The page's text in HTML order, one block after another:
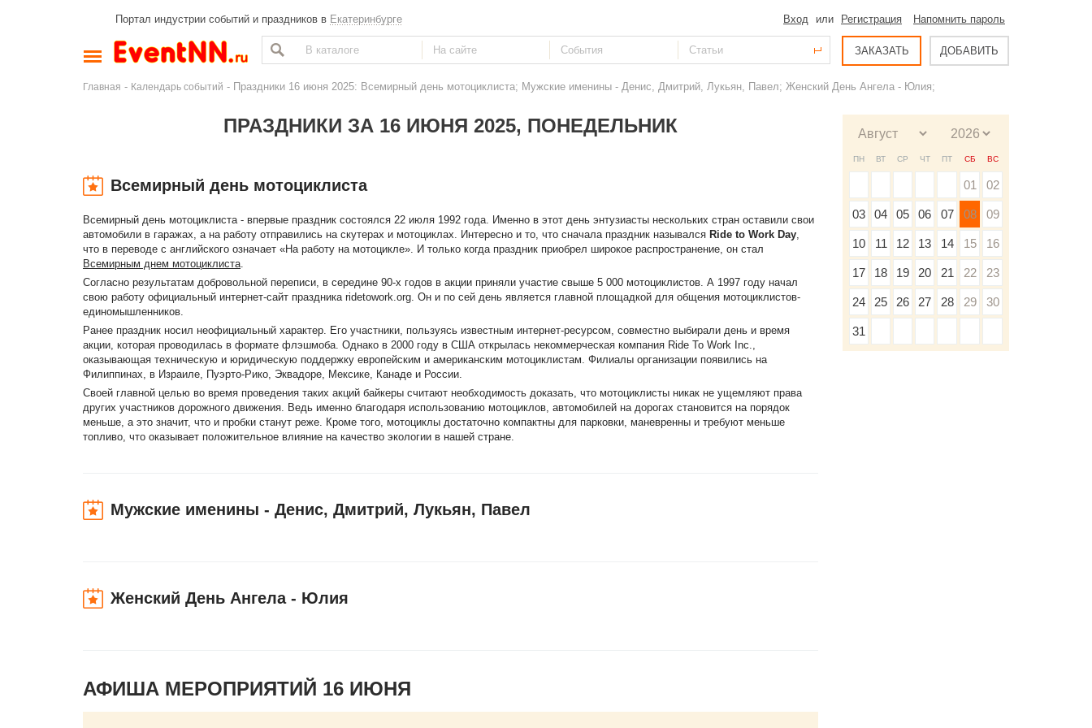
Портал индустрии событий и праздников в Екатеринбурге Вход или Регистрация Напомнить пароль
ЗАКАЗАТЬ ДОБАВИТЬ
Главная - Календарь событий - Праздники 16 июня 2025: Всемирный день мотоциклиста; Мужские именины - Денис, Дмитрий, Лукьян, Павел; Женский День Ангела - Юлия;
ПРАЗДНИКИ ЗА 16 ИЮНЯ 2025, ПОНЕДЕЛЬНИК
Всемирный день мотоциклиста
Всемирный день мотоциклиста - впервые праздник состоялся 22 июля 1992 года. Именно в этот день энтузиасты нескольких стран оставили свои
автомобили в гаражах, а на работу отправились на скутерах и мотоциклах. Интересно и то, что сначала праздник назывался Ride to Work Day,
что в переводе с английского означает «На работу на мотоцикле». И только когда праздник приобрел широкое распространение, он стал
Всемирным днем мотоциклиста.
Согласно результатам добровольной переписи, в середине 90-х годов в акции приняли участие свыше 5 000 мотоциклистов. А 1997 году начал
свою работу официальный интернет-сайт праздника ridetowork.org. Он и по сей день является главной площадкой для общения мотоциклистов-
единомышленников.
Ранее праздник носил неофициальный характер. Его участники, пользуясь известным интернет-ресурсом, совместно выбирали день и время
акции, которая проводилась в формате флэшмоба. Однако в 2000 году в США открылась некоммерческая компания Ride To Work Inc.,
оказывающая техническую и юридическую поддержку европейским и американским мотоциклистам. Филиалы организации появились на
Филиппинах, в Израиле, Пуэрто-Рико, Эквадоре, Мексике, Канаде и России.
Своей главной целью во время проведения таких акций байкеры считают необходимость доказать, что мотоциклисты никак не ущемляют права
других участников дорожного движения. Ведь именно благодаря использованию мотоциклов, автомобилей на дорогах становится на порядок
меньше, а это значит, что и пробки станут реже. Кроме того, мотоциклы достаточно компактны для парковки, маневренны и требуют меньше
топливо, что оказывает положительное влияние на качество экологии в нашей стране.
Мужские именины - Денис, Дмитрий, Лукьян, Павел
Женский День Ангела - Юлия
АФИША МЕРОПРИЯТИЙ 16 ИЮНЯ
ПН ВТ СР ЧТ ПТ СБ ВС
01 02
03 04 05 06 07 08 09
10 11 12 13 14 15 16
17 18 19 20 21 22 23
24 25 26 27 28 29 30
31